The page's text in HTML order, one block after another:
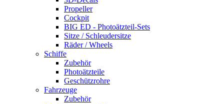
Propeller
Cockpit
BIG ED - Photoätzteil-Sets
Sitze / Schleudersitze
Räder / Wheels
Schiffe
Zubehör
Photoätzteile
Geschützrohre
Fahrzeuge
Zubehör